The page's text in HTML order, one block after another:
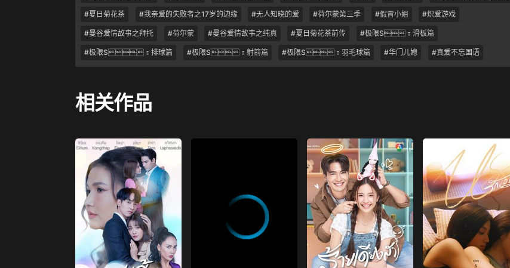
#夏日菊花茶 #我亲爱的失败者之17岁的边缘 #无人知晓的爱 #荷尔蒙第三季 #假冒小姐 #炽爱游戏
#曼谷爱情故事之拜托 #荷尔蒙 #曼谷爱情故事之纯真 #夏日菊花茶前传 #极限S：滑板篇
#极限S：排球篇 #极限S：射箭篇 #极限S：羽毛球篇 #华门儿媳 #真爱不忘国语
相关作品